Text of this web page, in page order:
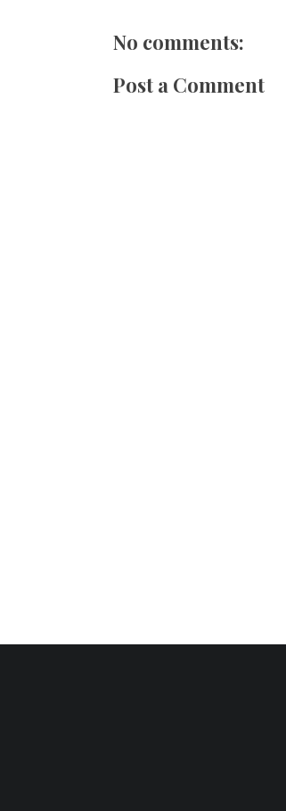
No comments:
Post a Comment